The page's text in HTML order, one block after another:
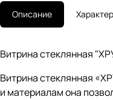
Описание
Витрина стеклянная
Витрина стеклянная
и материалам она